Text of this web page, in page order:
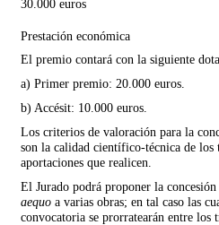
30.000 euros
Prestación económica
El premio contará con la siguiente
a) Primer premio: 20.000 euros.
b) Accésit: 10.000 euros.
Los criterios de valoración para la
son la calidad científico-técnica de los
aportaciones que realicen.
El Jurado podrá proponer la
aequo a varias obras; en tal caso las
convocatoria se prorratearán entre los